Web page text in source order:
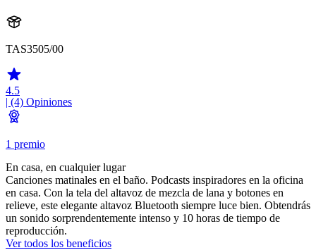
TAS3505/00
4.5
| (4) Opiniones
1 premio
En casa, en cualquier lugar
Canciones matinales en el baño. Podcasts inspiradores en la oficina
en casa. Con la tela del altavoz de mezcla de lana y botones en
relieve, este elegante altavoz Bluetooth siempre luce bien. Obtendrás
un sonido sorprendentemente intenso y 10 horas de tiempo de
reproducción.
Ver todos los beneficios